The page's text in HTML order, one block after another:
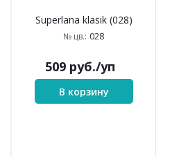
Superlana klasik (028)
№ цв.: 028
509 руб./уп
В корзину